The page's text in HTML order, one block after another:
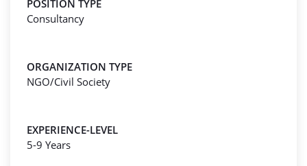
POSITION TYPE
Consultancy
ORGANIZATION TYPE
NGO/Civil Society
EXPERIENCE-LEVEL
5-9 Years